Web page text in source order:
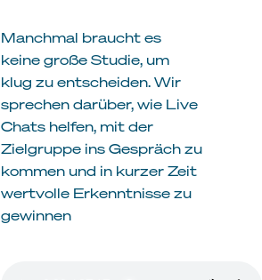
Manchmal braucht es
keine große Studie, um
klug zu entscheiden. Wir
sprechen darüber, wie Live
Chats helfen, mit der
Zielgruppe ins Gespräch zu
kommen und in kurzer Zeit
wertvolle Erkenntnisse zu
gewinnen